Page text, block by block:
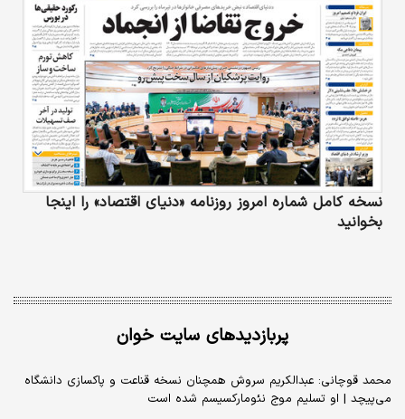
نسخه کامل شماره امروز روزنامه «دنیای‌ اقتصاد» را اینجا
بخوانید
پربازدیدهای سایت خوان
محمد قوچانی: عبدالکریم سروش همچنان نسخه قناعت و پاکسازی دانشگاه
می‌پیچد | او تسلیم موج نئومارکسیسم شده است